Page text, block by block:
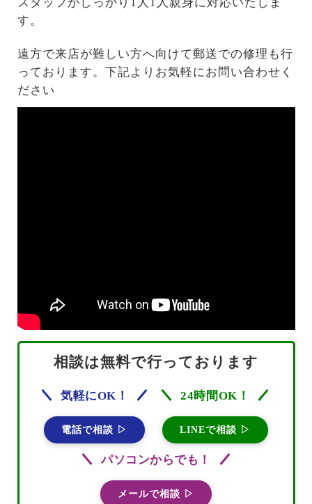
す。
遠方で来店が難しい方へ向けて郵送での修理も行
っております。下記よりお気軽にお問い合わせく
ださい
相談は無料で行っております
気軽にOK！
電話で相談 ▷
24時間OK！
LINEで相談 ▷
パソコンからでも！
メールで相談 ▷